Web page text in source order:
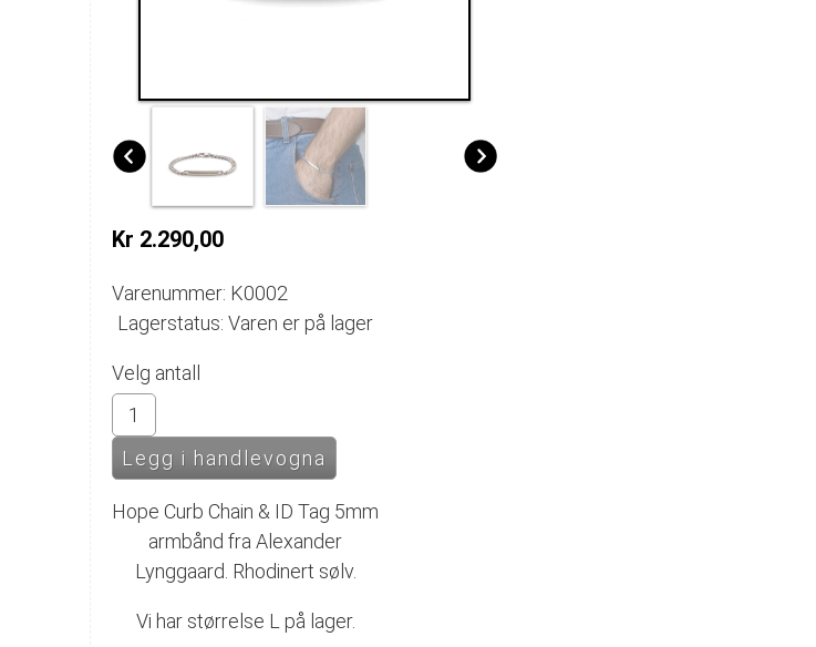
Kr 2.290,00
Varenummer: K0002
Lagerstatus: Varen er på lager
Velg antall
Hope Curb Chain & ID Tag 5mm
armbånd fra Alexander
Lynggaard. Rhodinert sølv.
Vi har størrelse L på lager.